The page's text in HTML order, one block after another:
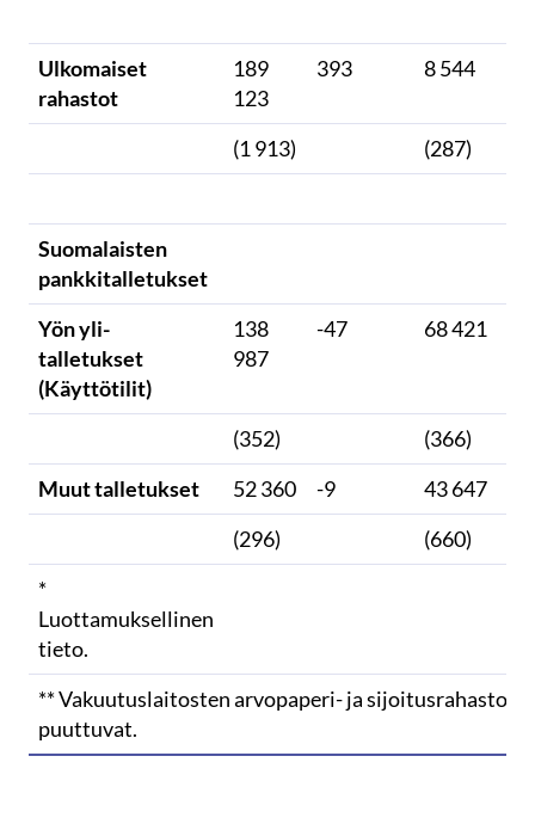
Ulkomaiset
rahastot
189
123
393 8 544
(1 913) (287)
Suomalaisten
pankkitalletukset
Yön yli-
talletukset
(Käyttötilit)
138
987
-47 68 421
(352)
(366)
Muut talletukset
52 360 -9 43 647
(296)
(660)
*
Luottamuksellinen
tieto.
** Vakuutuslaitosten arvopaperi- ja
puuttuvat.